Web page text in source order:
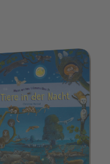
Tiere in der Nacht